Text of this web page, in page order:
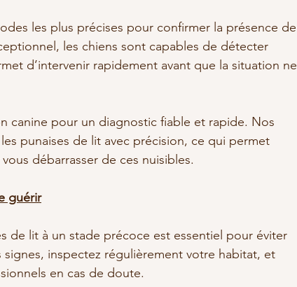
les plus précises pour confirmer la présence de
les chiens sont capables de détecter
d’intervenir rapidement avant que la situation ne
canine pour un diagnostic fiable et rapide. Nos
punaises de lit avec précision, ce qui permet
débarrasser de ces nuisibles.
guérir
de lit à un stade précoce est essentiel pour éviter
signes, inspectez régulièrement votre habitat, et
en cas de doute.